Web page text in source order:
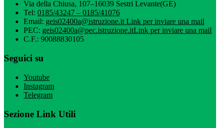
Via della Chiusa, 107–16039 Sestri Levante(GE)
Tel: 0185/43247 – 0185/41076
Email: geis02400a@istruzione.itLink per inviare una mail
PEC: geis02400a@pec.istruzione.itLink per inviare una mail
C.F.: 90088830105
Seguici su
Youtube
Instagram
Telegram
Sezione Link Utili